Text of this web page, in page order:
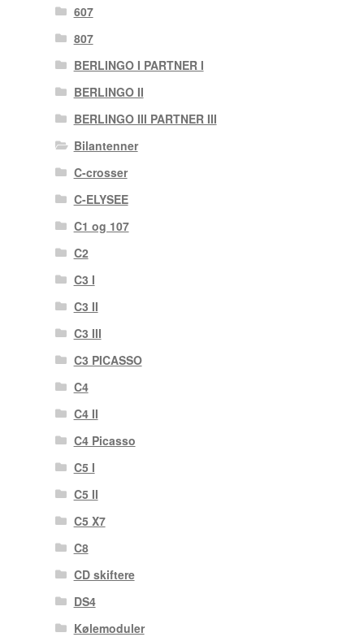
607
807
BERLINGO I PARTNER I
BERLINGO II
BERLINGO III PARTNER III
Bilantenner
C-crosser
C-ELYSEE
C1 og 107
C2
C3 I
C3 II
C3 III
C3 PICASSO
C4
C4 II
C4 Picasso
C5 I
C5 II
C5 X7
C8
CD skiftere
DS4
Kølemoduler